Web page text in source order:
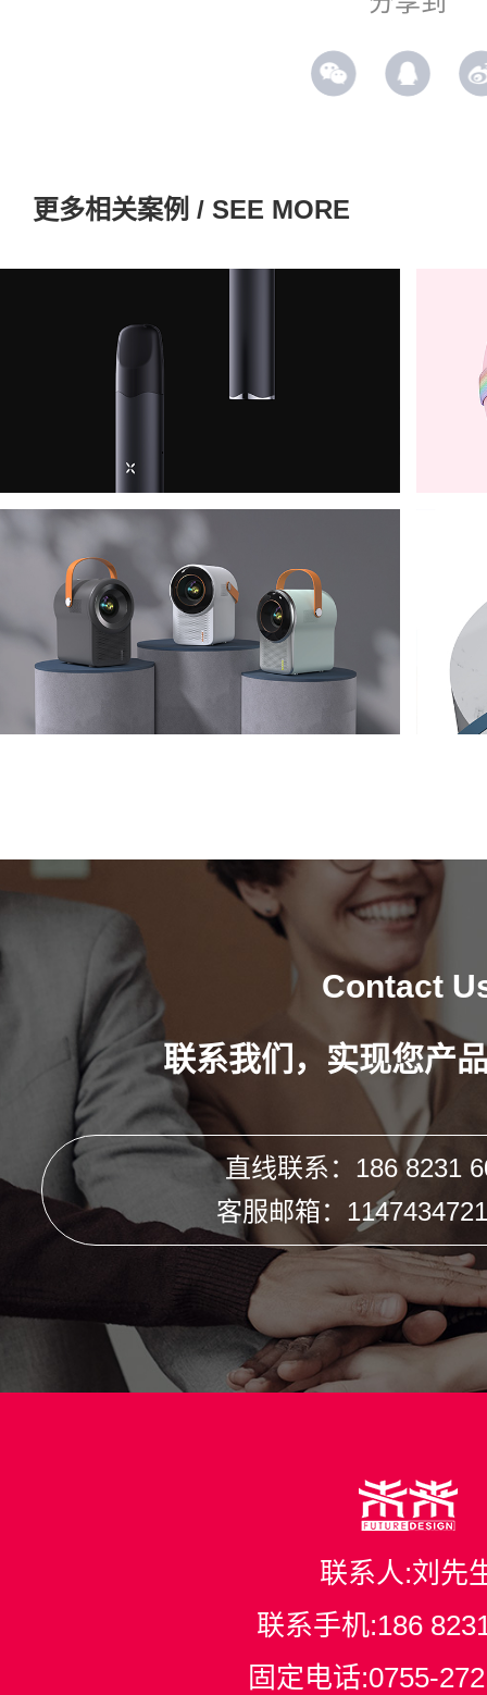
更多相关案例 / SEE MORE
Contact
联系我们，实现您产
直线联系：186 8231
客服邮箱：
联系人:刘先
联系手机:186
固定电话:0755-